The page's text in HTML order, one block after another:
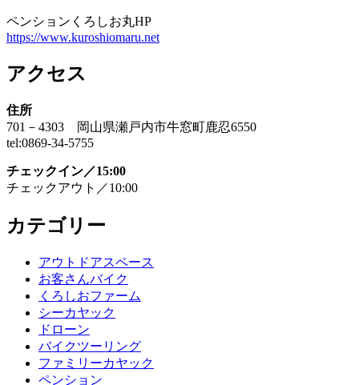
ペンションくろしお丸HP
https://www.kuroshiomaru.net
アクセス
住所
701－4303 岡山県瀬戸内市牛窓町鹿忍6550
tel:0869-34-5755
チェックイン／15:00
チェックアウト／10:00
カテゴリー
アウトドアスペース
お客さんバイク
くろしおファーム
シーカヤック
ドローン
バイクツーリング
ファミリーカヤック
ペンション